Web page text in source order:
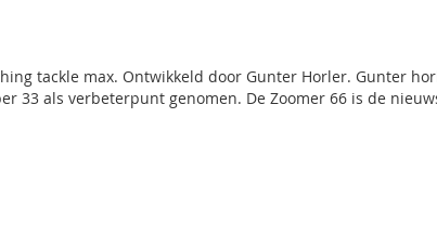
tackle max. Ontwikkeld door Gunter Horler. Gunter
33 als verbeterpunt genomen. De Zoomer 66 is de